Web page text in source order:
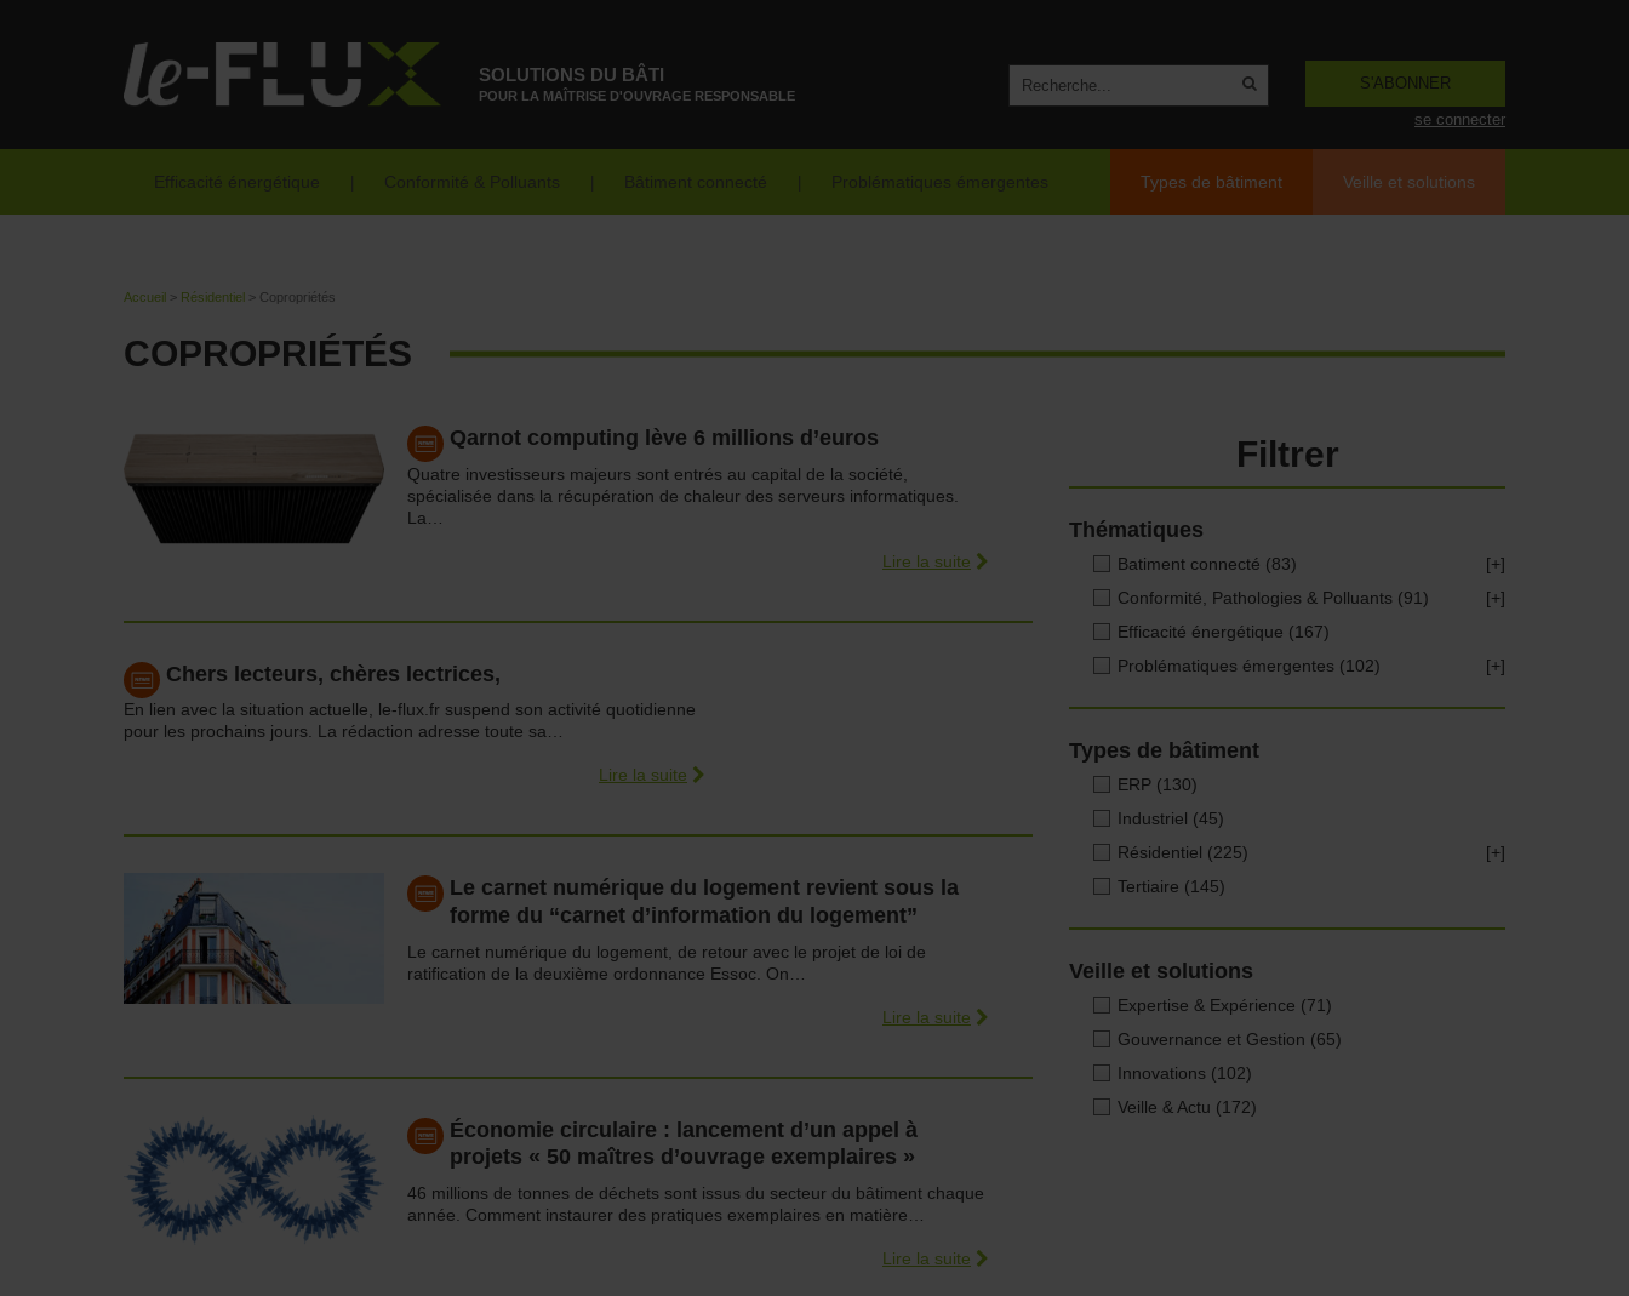
SOLUTIONS DU BÂTI
POUR LA MAÎTRISE D'OUVRAGE RESPONSABLE
S'ABONNER
se connecter
Efficacité énergétique Conformité & Polluants Bâtiment connecté Problématiques émergentes Types de bâtiment Veille et solutions
Accueil > Résidentiel > Copropriétés
COPROPRIÉTÉS
Qarnot computing lève 6 millions d’euros
Quatre investisseurs majeurs sont entrés au capital de la société,
spécialisée dans la récupération de chaleur des serveurs informatiques.
La…
Lire la suite
Chers lecteurs, chères lectrices,
En lien avec la situation actuelle, le-flux.fr suspend son activité quotidienne
pour les prochains jours. La rédaction adresse toute sa…
Lire la suite
Le carnet numérique du logement revient sous la
forme du “carnet d’information du logement”
Le carnet numérique du logement, de retour avec le projet de loi de
ratification de la deuxième ordonnance Essoc. On…
Lire la suite
Économie circulaire : lancement d’un appel à
projets « 50 maîtres d’ouvrage exemplaires »
46 millions de tonnes de déchets sont issus du secteur du bâtiment chaque
année. Comment instaurer des pratiques exemplaires en matière…
Lire la suite
Filtrer
Thématiques
Batiment connecté (83)
[+]
Conformité, Pathologies & Polluants (91)
[+]
Efficacité énergétique (167)
Problématiques émergentes (102) [+]
Types de bâtiment
ERP (130)
Industriel (45)
Résidentiel (225)
[+]
Tertiaire (145)
Veille et solutions
Expertise & Expérience (71)
Gouvernance et Gestion (65)
Innovations (102)
Veille & Actu (172)